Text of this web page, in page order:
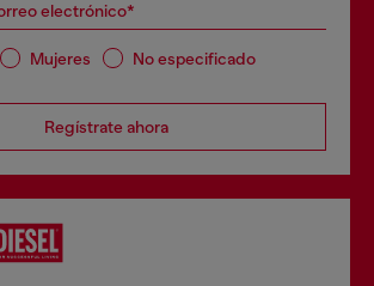
electrónico*
Mujeres No especificado
Regístrate ahora